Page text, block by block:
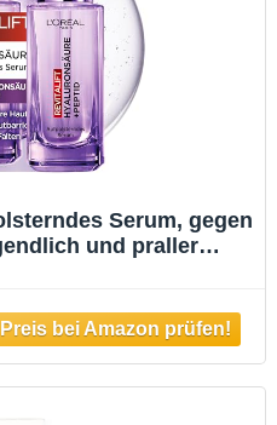
Serum, gegen
und praller
30ml